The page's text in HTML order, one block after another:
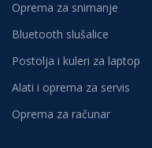
Oprema za snimanje
Bluetooth slušalice
Postolja i kuleri za laptop
Alati i oprema za servis
Oprema za računar